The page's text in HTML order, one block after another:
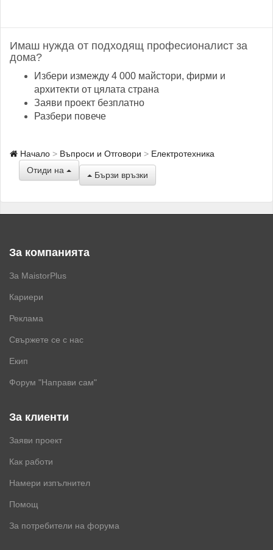
Имаш нужда от подходящ професионалист за
дома?
Избери измежду 4 000 майстори, фирми и
архитекти от цялата страна
Заяви проект безплатно
Разбери повече
Начало Въпроси и Отговори
Електротехника
Отиди на
Бързи връзки
За компанията
За MaistorPlus
Кариери
Реклама
Свържете се с нас
Екип
Форум "Направи сам"
За клиенти
Заяви проект
Как работи
Намери изпълнител
Помощ
За потребители на форума